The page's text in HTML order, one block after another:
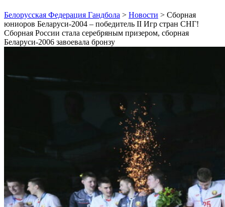
Белорусская Федерация Гандбола > Новости > Сборная
юниоров Беларуси-2004 – победитель II Игр стран СНГ!
Сборная России стала серебряным призером, сборная
Беларуси-2006 завоевала бронзу